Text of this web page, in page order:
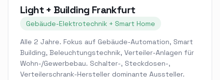
Light + Building Frankfurt
Gebäude-Elektrotechnik + Smart Home
Alle 2 Jahre. Fokus auf Gebäude-Automation, Smart
Building, Beleuchtungstechnik, Verteiler-Anlagen für
Wohn-/Gewerbebau. Schalter-, Steckdosen-,
Verteilerschrank-Hersteller dominante Aussteller.